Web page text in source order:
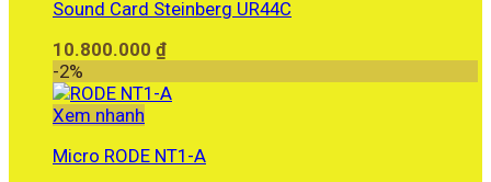
Sound Card Steinberg UR44C
10.800.000 ₫
-2%
Xem nhanh
Micro RODE NT1-A